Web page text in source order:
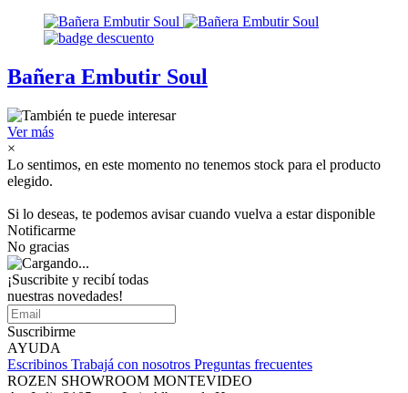
Bañera Embutir Soul
Ver más
×
Lo sentimos, en este momento no tenemos stock para el producto
elegido.
Si lo deseas, te podemos avisar cuando vuelva a estar disponible
Notificarme
No gracias
¡Suscribite y recibí todas
nuestras novedades!
Suscribirme
AYUDA
Escribinos Trabajá con nosotros Preguntas frecuentes
ROZEN SHOWROOM MONTEVIDEO